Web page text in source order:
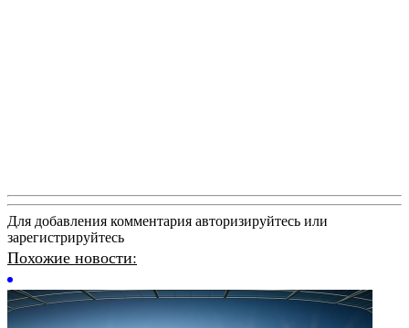
Для добавления комментария авторизируйтесь или
зарегистрируйтесь
Похожие новости: